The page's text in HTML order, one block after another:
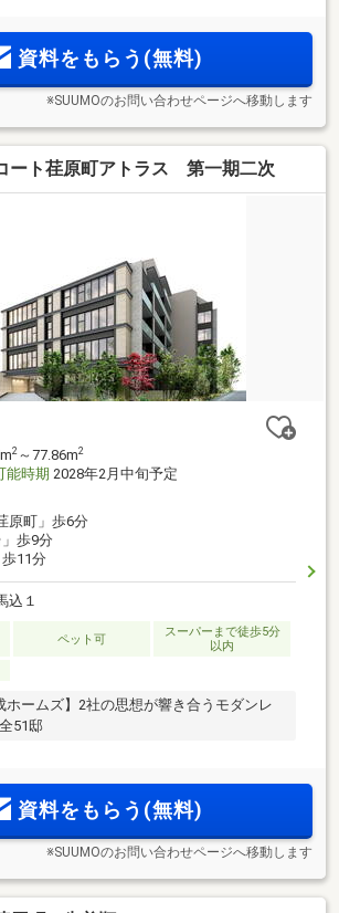
資料をもらう(無料)
※SUUMOのお問い合わせページへ移動します
ート荏原町アトラス 第一期二次
2 ～77.86m2
能時期 2028年2月中旬予定
原町」歩6分
歩9分
11分
込１
ペット可
スーパーまで徒歩5分
以内
ホームズ】2社の思想が響き合うモダンレ
51邸
資料をもらう(無料)
※SUUMOのお問い合わせページへ移動します